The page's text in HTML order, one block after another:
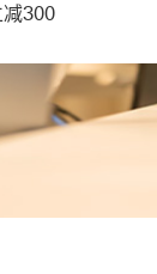
300